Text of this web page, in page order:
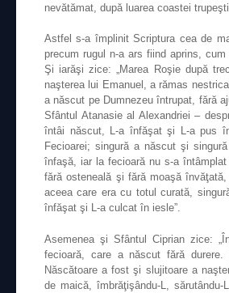
nevătămat, după luarea coastei
Astfel s-a împlinit Scriptura cea de
precum rugul n-a ars fiind aprins,
Şi iarăşi zice: „Marea Roşie după
naşterea lui Emanuel, a rămas
a născut pe Dumnezeu întrupat, fără
Sfântul Atanasie al Alexandriei –
întâi născut, L-a înfăşat şi L-a pus
Fecioarei; singură a născut şi
înfaşă, iar la fecioară nu s-a
fără osteneală şi fără moaşă
aceea care era cu totul curată,
înfăşat şi L-a culcat în iesle”.
Asemenea şi Sfântul Ciprian zice:
fecioară, care a născut fără
Născătoare a fost şi slujitoare a
de maică, îmbrăţişându-L,